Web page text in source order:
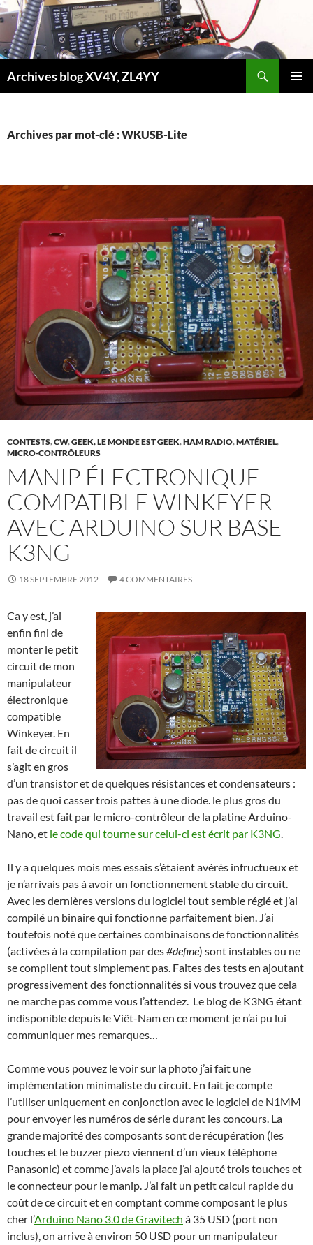
Aller
au
contenu
Archives blog XV4Y, ZL4YY
Archives par mot-clé : WKUSB-Lite
CONTESTS,CW,GEEK, LE MONDE EST GEEK,HAM RADIO,MATÉRIEL,
MICRO-CONTRÔLEURS
MANIP ÉLECTRONIQUE
COMPATIBLE WINKEYER
AVEC ARDUINO SUR BASE
K3NG
18 SEPTEMBRE 2012 4 COMMENTAIRES
Ca y est, j’ai
enfin fini de
monter le petit
circuit de mon
manipulateur
électronique
compatible
Winkeyer. En
fait de circuit il
s’agit en gros
d’un transistor et de quelques résistances et condensateurs :
pas de quoi casser trois pattes à une diode. le plus gros du
travail est fait par le micro-contrôleur de la platine Arduino-
Nano, et le code qui tourne sur celui-ci est écrit par K3NG.
Il y a quelques mois mes essais s’étaient avérés infructueux et
je n’arrivais pas à avoir un fonctionnement stable du circuit.
Avec les dernières versions du logiciel tout semble réglé et j’ai
compilé un binaire qui fonctionne parfaitement bien. J’ai
toutefois noté que certaines combinaisons de fonctionnalités
(activées à la compilation par des#define) sont instables ou ne
se compilent tout simplement pas. Faites des tests en ajoutant
progressivement des fonctionnalités si vous trouvez que cela
ne marche pas comme vous l’attendez. Le blog de K3NG étant
indisponible depuis le Viêt-Nam en ce moment je n’ai pu lui
communiquer mes remarques…
Comme vous pouvez le voir sur la photo j’ai fait une
implémentation minimaliste du circuit. En fait je compte
l’utiliser uniquement en conjonction avec le logiciel de N1MM
pour envoyer les numéros de série durant les concours. La
grande majorité des composants sont de récupération (les
touches et le buzzer piezo viennent d’un vieux téléphone
Panasonic) et comme j’avais la place j’ai ajouté trois touches et
le connecteur pour le manip. J’ai fait un petit calcul rapide du
coût de ce circuit et en comptant comme composant le plus
cher l’Arduino Nano 3.0 de Gravitech à 35 USD (port non
inclus), on arrive à environ 50 USD pour un manipulateur